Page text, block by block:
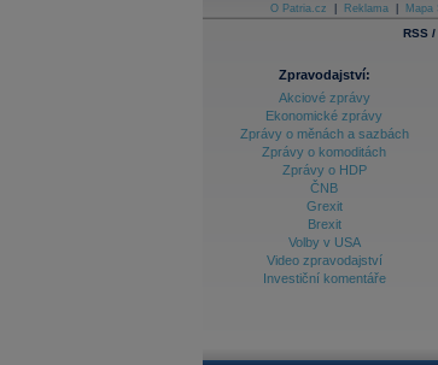
O Patria.cz Reklama Mapa
RSS /
Zpravodajství:
Akciové zprávy
Ekonomické zprávy
Zprávy o měnách a sazbách
Zprávy o komoditách
Zprávy o HDP
ČNB
Grexit
Brexit
Volby v USA
Video zpravodajství
Investiční komentáře